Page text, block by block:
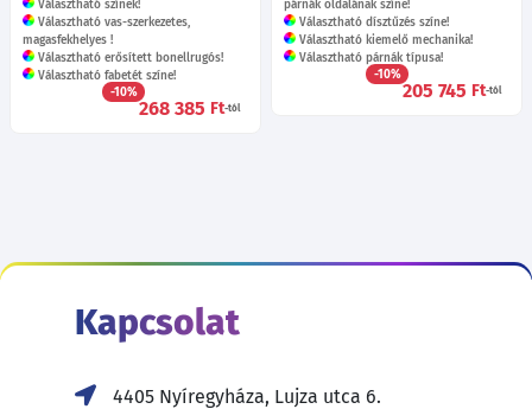
Választható színek!
Választható vas-szerkezetes,
magasfekhelyes !
Választható erősített bonellrugós!
Választható fabetét színe!
-10%
268 385 Ft-tól
párnák oldalának színe!
Választható dísztűzés színe!
Választható kiemelő mechanika!
Választható párnák típusa!
-10%
205 745 Ft-tól
Kapcsolat
4405 Nyíregyháza, Lujza utca 6.